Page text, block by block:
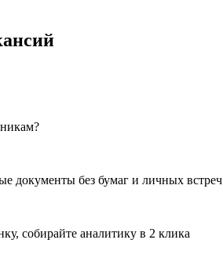
документы без бумаг и личных встреч
собирайте аналитику в 2 клика